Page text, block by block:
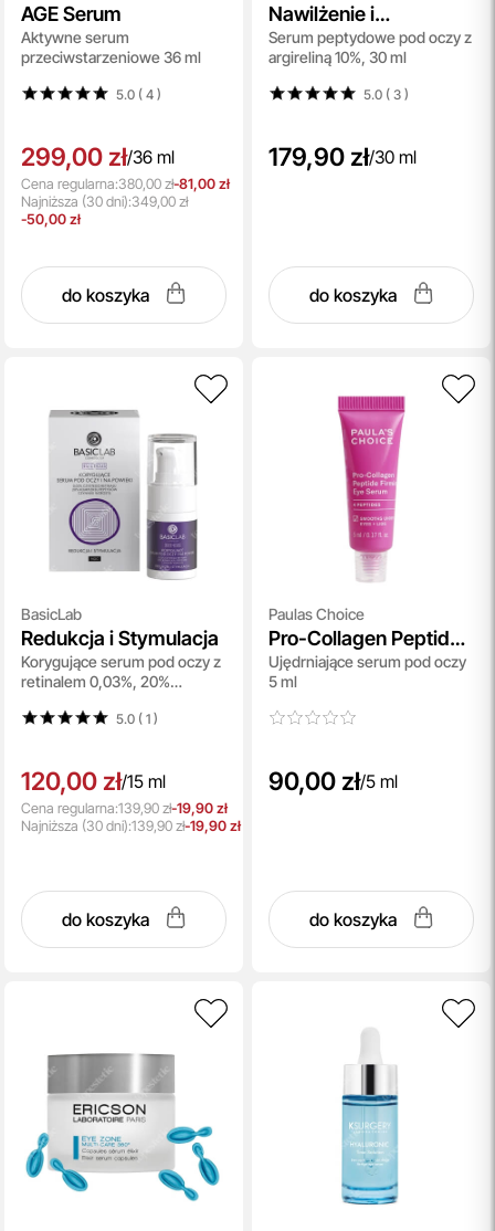
AGE Serum
Aktywne serum
przeciwstarzeniowe 36 ml
5.0 ( 4)
299,00 zł/36 ml
Cena regularna:380,00 zł-81,00 zł
Najniższa (30 dni):349,00 zł
-50,00 zł
do koszyka
Nawilżenie i
Ujędrnienie
Serum peptydowe pod oczy z
argireliną 10%, 30 ml
5.0 ( 3)
179,90 zł/30 ml
do koszyka
BasicLab
Redukcja i Stymulacja
Korygujące serum pod oczy z
retinalem 0,03%, 20%
czynnikami wzrostu 15 ml
5.0 ( 1)
120,00 zł/15 ml
Cena regularna:139,90 zł-19,90 zł
Najniższa (30 dni):139,90 zł-19,90 zł
do koszyka
Paulas Choice
Pro-Collagen Peptide
Firming Eye Serum
Ujędrniające serum pod oczy
5 ml
90,00 zł/5 ml
do koszyka